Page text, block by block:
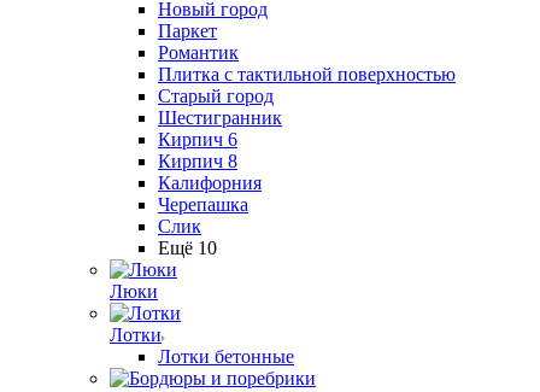
Новый город
Паркет
Романтик
Плитка с тактильной поверхностью
Старый город
Шестигранник
Кирпич 6
Кирпич 8
Калифорния
Черепашка
Слик
Ещё 10
Люки
Лотки
Лотки бетонные